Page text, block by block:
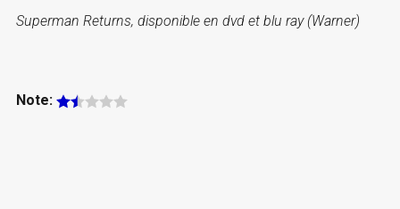
Superman Returns, disponible en dvd et blu ray (Warner)
Note: